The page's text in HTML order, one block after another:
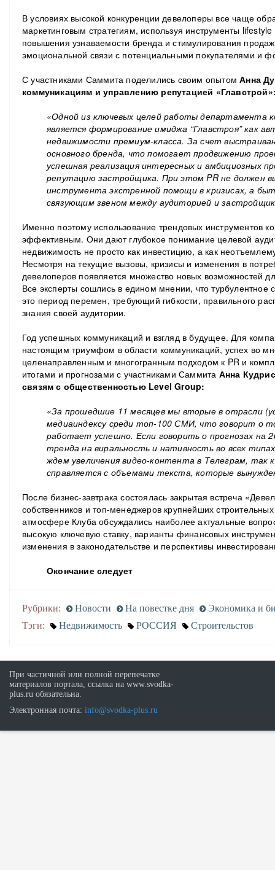
В условиях высокой конкуренции девелоперы все чаще
маркетинговым стратегиям, используя инструменты
повышения узнаваемости бренда и стимулирования
эмоциональной связи с потенциальными покупателями и
С участниками Саммита поделились своим опытомАнна
коммуникациям и управлению репутацией
«Одной из ключевых целей работы департамента
является формирование имиджа “Главстроя” как
недвижимости премиум-класса. За счет
основного бренда, что помогает продвижению
успешная реализация интересных и амбициозных
репутацию застройщика. При этом PR не должен
инструмента экстренной помощи в кризисах, а
связующим звеном между аудиторией и
Именно поэтому использование трендовых инструментов
эффективным. Они дают глубокое понимание целевой
недвижимость не просто как инвестицию, а как
Несмотря на текущие вызовы, кризисы и изменения в
девелоперов появляется множество новых возможностей
Все эксперты сошлись в едином мнении, что
это период перемен, требующий гибкости, правильного
знания своей аудитории.
Год успешных коммуникаций и взгляд в будущее. Для
настоящим триумфом в области коммуникаций, успех во
целенаправленным и многогранным подходом к PR и
итогами и прогнозами с участниками Саммита Анна
связям с общественностью Level Group:
«За прошедшие 11 месяцев мы вторые в отрасли
медиаиндексу среди топ-100 СМИ, что говорит о
работает успешно. Если говорить о прогнозах на
тренда на виральность и нативность во всех
ждем увеличения видео-контента в Телеграм, так
справляется с объемами текста, которые
После бизнес-завтрака состоялась закрытая встреча
собственников и топ-менеджеров крупнейших
атмосфере Клуба обсуждались наиболее актуальные
высокую ключевую ставку, варианты финансовых
изменения в законодательстве и перспективы
Окончание следует
Рубрики: Новости На повестке дня
Экономика и
Тэги:
Недвижимость РОССИЯ Строительстов
При частичной или полной перепечатке
материалов портала, ссылка на www.svodka-
plus.ru обязательна.
Электронная почта: info@svodka-plus.ru